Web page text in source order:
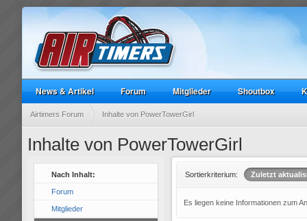
News & Artikel Forum Mitglieder Shoutbox
Airtimers Forum Inhalte von PowerTowerGirl
Inhalte von PowerTowerGirl
Nach Inhalt:
Forum
Mitglieder
Sortierkriterium: Zuletzt
Es liegen keine Informationen zum